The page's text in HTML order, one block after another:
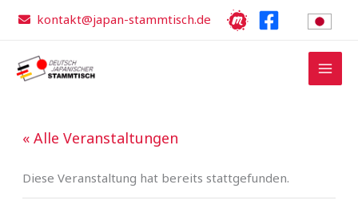
Inhalt
kontakt@japan-stammtisch.de
« Alle Veranstaltungen
Diese Veranstaltung hat bereits stattgefunden.